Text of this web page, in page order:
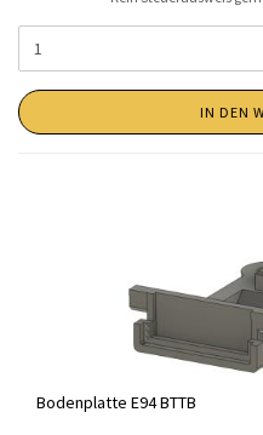
IN DEN
Bodenplatte E94 BTTB